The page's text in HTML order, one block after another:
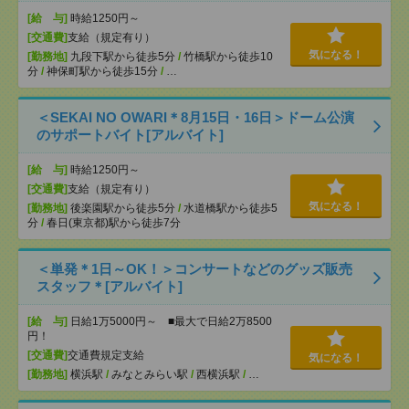
[給 与] 時給1250円～
[交通費]支給（規定有り）
[勤務地] 九段下駅から徒歩5分 / 竹橋駅から徒歩10
分 / 神保町駅から徒歩15分 / …
気になる！
＜SEKAI NO OWARI＊8月15日・16日＞ドーム公演
のサポートバイト[アルバイト]
[給 与] 時給1250円～
[交通費]支給（規定有り）
[勤務地] 後楽園駅から徒歩5分 / 水道橋駅から徒歩5
分 / 春日(東京都)駅から徒歩7分
気になる！
＜単発＊1日～OK！＞コンサートなどのグッズ販売
スタッフ＊[アルバイト]
[給 与] 日給1万5000円～ ■最大で日給2万8500
円！
[交通費]交通費規定支給
[勤務地] 横浜駅 / みなとみらい駅 / 西横浜駅 / …
気になる！